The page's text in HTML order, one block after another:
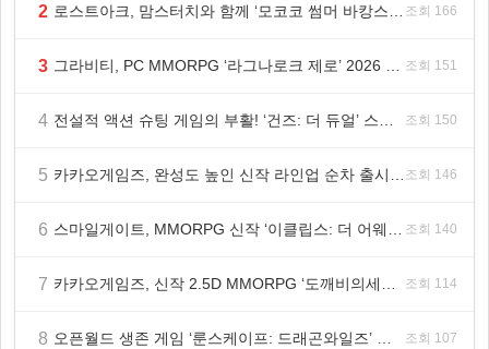
2 조회 166
3 조회 151
4 조회 150
5 조회 146
6 조회 140
7 조회 114
8 조회 107